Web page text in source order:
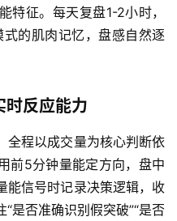
特征。每天复盘1-2小时，
的肌肉记忆，盘感自然逐
时反应能力
全程以成交量为核心判断依
前5分钟量能定方向，盘中
能信号时记录决策逻辑，收
是否准确识别假突破”“是否